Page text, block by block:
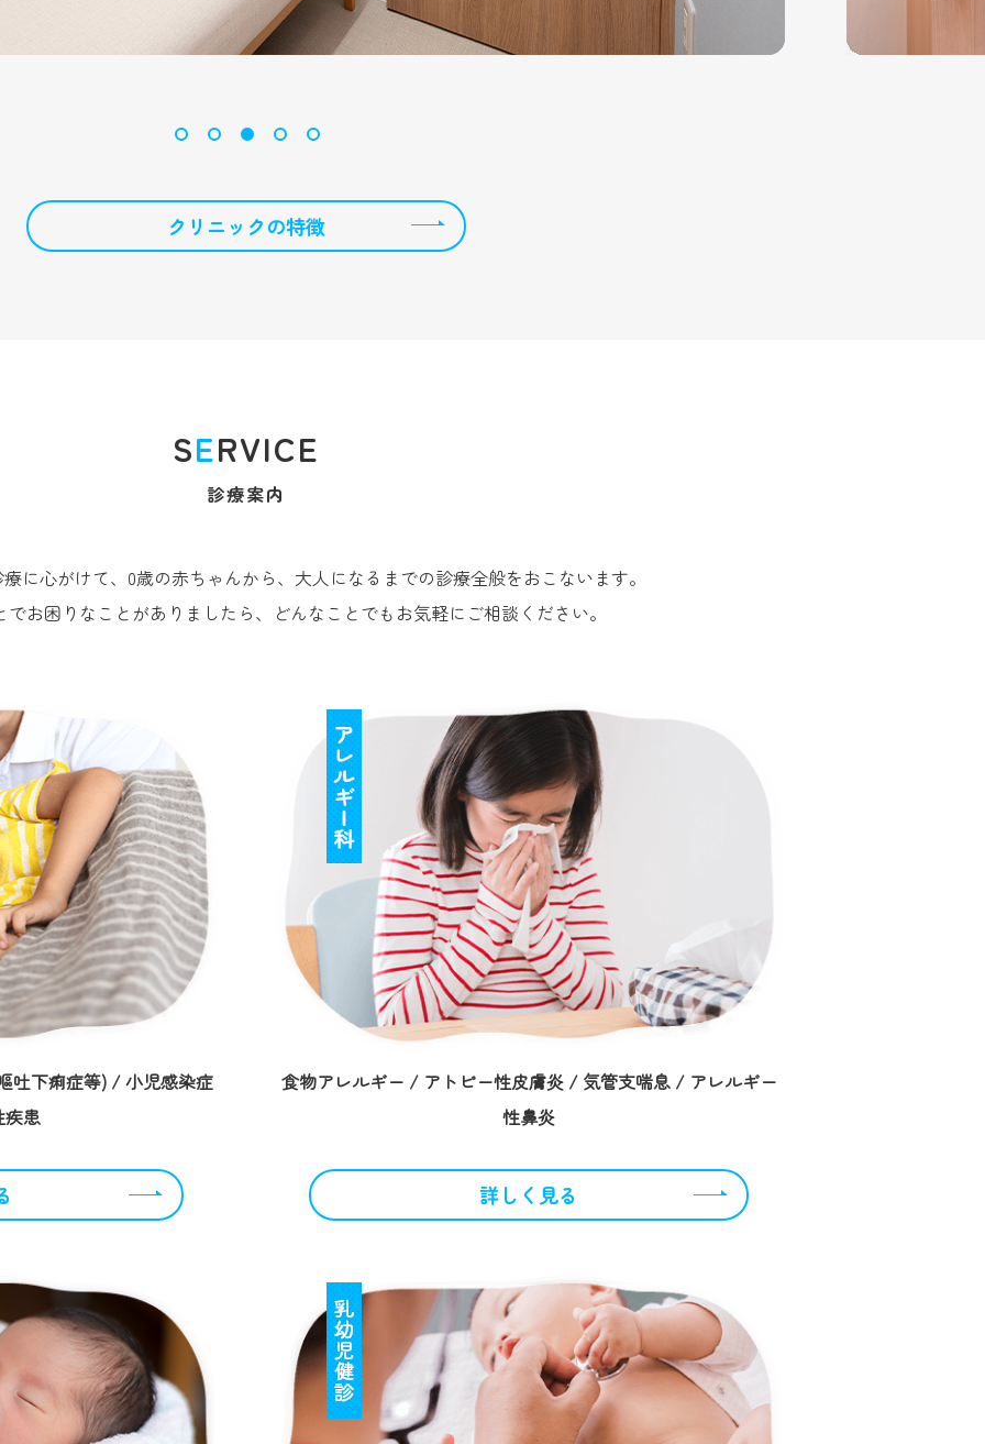
クリニックの特徴
SERVICE
診療案内
に心がけて、0歳の赤ちゃんから、大人になるまでの診療全般をおこないます。
お困りなことがありましたら、どんなことでもお気軽にご相談ください。
吐下痢症等) / 小児感染症
患
食物アレルギー / アトピー性皮膚炎 / 気管支喘息 / アレルギー
性鼻炎
詳しく見る